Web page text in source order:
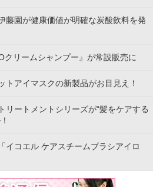
藤園が健康価値が明確な炭酸飲料を発
クリームシャンプー』が常設販売に
トアイマスクの新製品がお目見え！
リートメントシリーズが“髪をケアする
イコエル ケアスチームブラシアイロ